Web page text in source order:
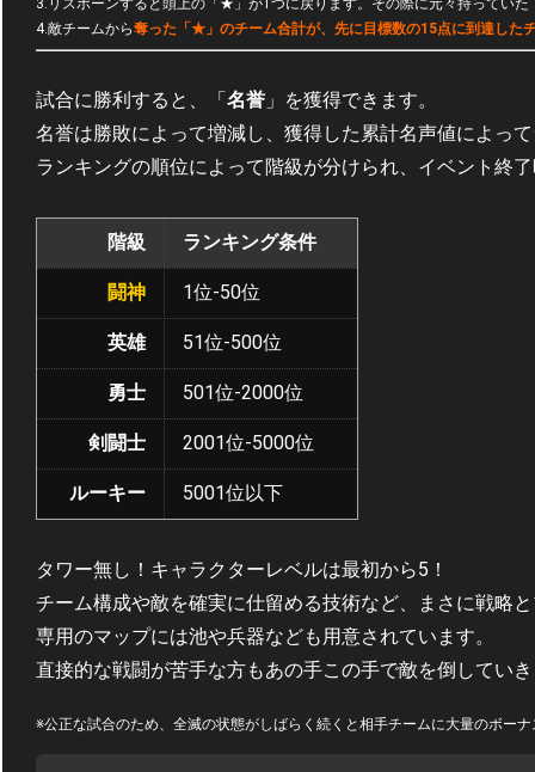
3.リスポーンすると頭上の「★」が1つに戻ります。その際に元々持ってい
4.敵チームから奪った「★」のチーム合計が、先に目標数の15点に到達した
試合に勝利すると、「 名誉 」を獲得できます。
名誉は勝敗によって増減し、獲得した累計名声値によっ
ランキングの順位によって階級が分けられ、イベント終
階級 ランキング条件
闘神 1位-50位
英雄 51位-500位
勇士 501位-2000位
剣闘士 2001位-5000位
ルーキー 5001位以下
タワー無し！キャラクターレベルは最初から5！
チーム構成や敵を確実に仕留める技術など、まさに戦略
専用のマップには池や兵器なども用意されています。
直接的な戦闘が苦手な方もあの手この手で敵を倒してい
※公正な試合のため、全滅の状態がしばらく続くと相手チームに大量のボー